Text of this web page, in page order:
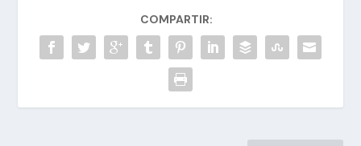
COMPARTIR: